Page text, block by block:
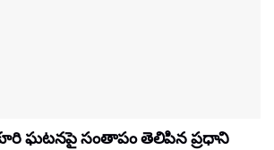
ఘటనపై సంతాపం తెలిపిన ప్రధాని